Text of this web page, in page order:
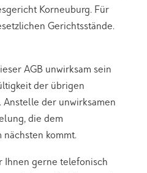
Korneuburg. Für
Gerichtsstände.
AGB unwirksam sein
der übrigen
der unwirksamen
die dem
kommt.
Ihnen gerne telefonisch